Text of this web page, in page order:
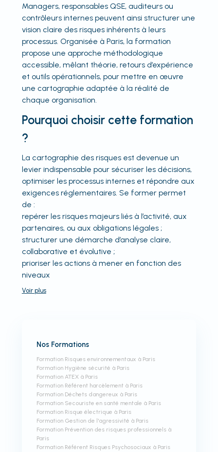
Managers, responsables QSE, auditeurs ou
contrôleurs internes peuvent ainsi structurer une
vision claire des risques inhérents à leurs
processus. Organisée à Paris, la formation
propose une approche méthodologique
accessible, mêlant théorie, retours d’expérience
et outils opérationnels, pour mettre en œuvre
une cartographie adaptée à la réalité de
chaque organisation.
Pourquoi choisir cette formation
?
La cartographie des risques est devenue un
levier indispensable pour sécuriser les décisions,
optimiser les processus internes et répondre aux
exigences réglementaires. Se former permet
de :
repérer les risques majeurs liés à l’activité, aux
partenaires, ou aux obligations légales ;
structurer une démarche d’analyse claire,
collaborative et évolutive ;
prioriser les actions à mener en fonction des
niveaux
Voir plus
Nos Formations
Formation Risques environnementaux à Paris
Formation Hygiène sécurité à Paris
Formation ATEX à Paris
Formation Référent harcèlement à Paris
Formation Déchets dangereux à Paris
Formation Secouriste en santé mentale à Paris
Formation Risque électrique à Paris
Formation Gestion de l'agressivité à Paris
Formation Prévention des risques professionnels à
Paris
Formation Référent Risques Psychosociaux à Paris